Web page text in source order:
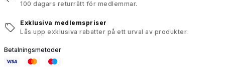
100 dagars returrätt för medlemmar.
Exklusiva medlemspriser
Lås upp exklusiva rabatter på ett urval av produkter.
Betalningsmetoder